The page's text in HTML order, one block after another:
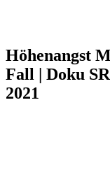
Höhenangst
Fall | Doku
2021